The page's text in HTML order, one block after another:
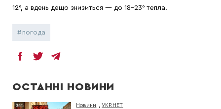
12°, а вдень дещо знизиться — до 18-23° тепла.
погода
ОСТАННІ НОВИНИ
Новини ,УКР.НЕТ